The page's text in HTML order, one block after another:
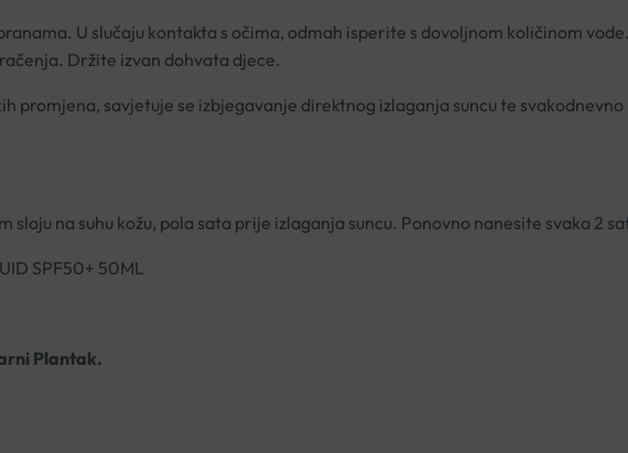
U slučaju kontakta s očima, odmah isperite s dovoljnom količinom
Držite izvan dohvata djece.
promjena, savjetuje se izbjegavanje direktnog izlaganja suncu te
na suhu kožu, pola sata prije izlaganja suncu. Ponovno nanesite svaka 2
SPF50+ 50ML
Plantak.